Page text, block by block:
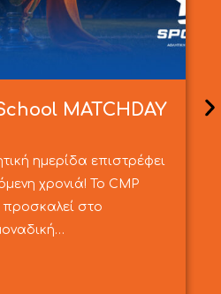
MATCHDAY
ημερίδα επιστρέφει
χρονιά! Το CMP
στο